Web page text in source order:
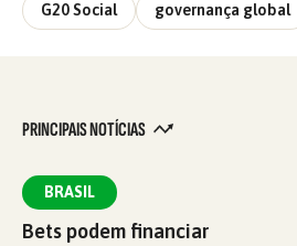
G20 Social governança global
PRINCIPAIS NOTÍCIAS
BRASIL
Bets podem financiar